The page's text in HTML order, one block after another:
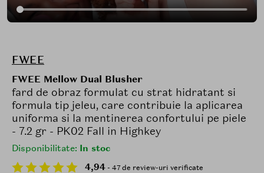
FWEE
FWEE Mellow Dual Blusher
fard de obraz formulat cu strat hidratant si
formula tip jeleu, care contribuie la aplicarea
uniforma si la mentinerea confortului pe piele
- 7.2 gr - PK02 Fall in Highkey
Disponibilitate: In stoc
4,94 - 47 de review-uri verificate